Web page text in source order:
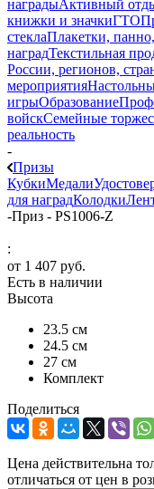
наградыАктивный
книжки и значкиГТО
стеклаПлакетки,
наградТекстильная
России, регионов,
мероприятия
игрыОбразование
войскСемейные
реальность
-
Призы
КубкиМедали
для наградКолодки
-Приз - PS1006-Z
:
от 1 407 руб.
Есть в наличии
Высота
23.5 см
24.5 см
27 см
Комплект
Поделиться
Цена действительна
отличаться от цен в